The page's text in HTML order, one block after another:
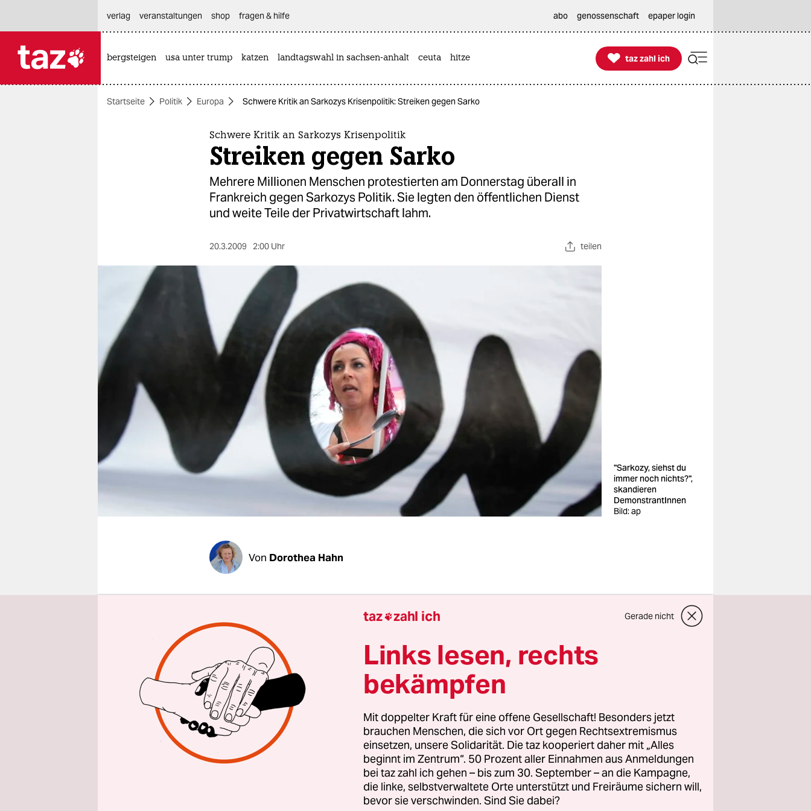
themen
wahrheit
verlag
veranstaltungen
shop
fragen & hilfe
unterstützen
abo
genossenschaft
verlag
veranstaltungen shop fragen & hilfe abo genossenschaft epaper login
bergsteigen usa unter trump katzen landtagswahl in sachsen-anhalt ceuta hitze 
taz zahl ich
taz zahl ich
Startseite Politik Europa Schwere Kritik an Sarkozys Krisenpolitik: Streiken gegen Sarko
Schwere Kritik an Sarkozys Krisenpolitik
Streiken gegen Sarko
Mehrere Millionen Menschen protestierten am Donnerstag überall in
Frankreich gegen Sarkozys Politik. Sie legten den öffentlichen Dienst
und weite Teile der Privatwirtschaft lahm.
20.3.2009 2:00 Uhr teilen
"Sarkozy, siehst du
immer noch nichts?",
skandieren
DemonstrantInnen
Bild: ap
Von Dorothea Hahn
Sarkozy sein: Bei strahlendem Sonnenschein waren am Donnerstag
mehrere Millionen Menschen überall im Land auf der Straße. Sie
verlangten Lohnerhöhungen, den Stopp der Stellenstreichungen im
öffentlichen Dienst und das Verbot von Entlassungen in Unternehmen,
die Gewinne machen.
Die Demonstranten kritisieren auch die Milliarden, die in den
vergangenen Wochen aus dem Staatshaushalt in große Unternehmen
gesteckt wurden, und die Steuererleichterungen für Spitzenverdiener,
die die rechte Mehrheit im französischen Parlament gerade
durchgesetzt hat. Es ist ein Erfolg für die Gewerkschaften, die
taz zahl ich Gerade nicht
Links lesen, rechts
bekämpfen
Mit doppelter Kraft für eine offene Gesellschaft! Besonders jetzt
brauchen Menschen, die sich vor Ort gegen Rechtsextremismus
einsetzen, unsere Solidarität. Die taz kooperiert daher mit „Alles
beginnt im Zentrum“. 50 Prozent aller Einnahmen aus Anmeldungen
bei taz zahl ich gehen – bis zum 30. September – an die Kampagne,
die linke, selbstverwaltete Orte unterstützt und Freiräume sichern will,
bevor sie verschwinden. Sind Sie dabei?